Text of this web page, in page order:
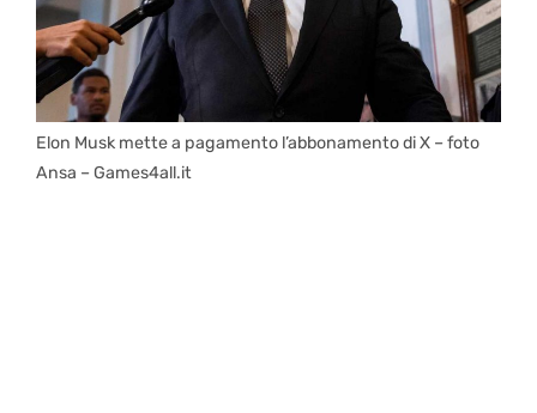
Elon Musk mette a pagamento l’abbonamento di X – foto
Ansa – Games4all.it